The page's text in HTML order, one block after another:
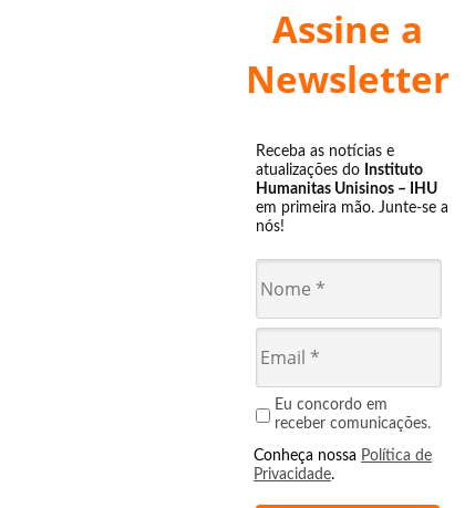
Assine a
Newsletter
Receba as notícias e
atualizações do Instituto
Humanitas Unisinos – IHU
em primeira mão. Junte-se a
nós!
Eu concordo em
receber comunicações.
Conheça nossa Política de
Privacidade.